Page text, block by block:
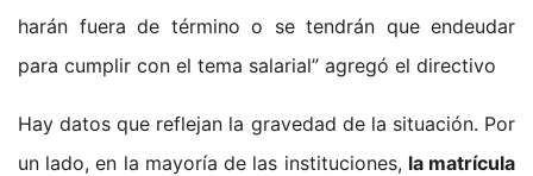
harán fuera de término o se tendrán que endeudar
para cumplir con el tema salarial” agregó el directivo
Hay datos que reflejan la gravedad de la situación. Por
un lado, en la mayoría de las instituciones, la matrícula